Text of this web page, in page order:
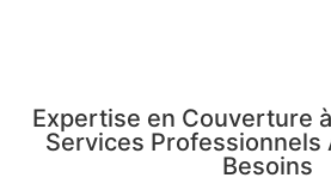
Expertise en Couverture
Services Professionnels
Besoins